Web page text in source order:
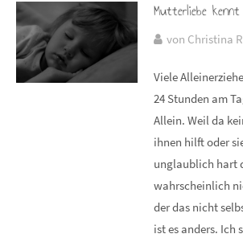
Mutterliebe
von Christina
Viele
24 Stunden am
Allein. Weil da
ihnen hilft oder
unglaublich hart
wahrscheinlich
der das nicht
ist es anders. Ich